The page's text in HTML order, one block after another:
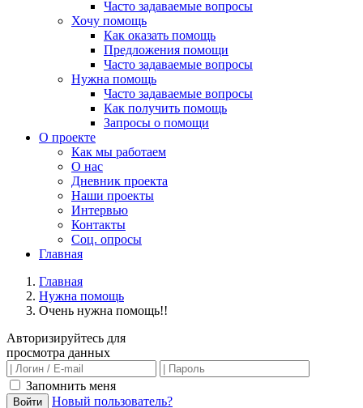
Часто задаваемые вопросы
Хочу помощь
Как оказать помощь
Предложения помощи
Часто задаваемые вопросы
Нужна помощь
Часто задаваемые вопросы
Как получить помощь
Запросы о помощи
О проекте
Как мы работаем
О нас
Дневник проекта
Наши проекты
Интервью
Контакты
Соц. опросы
Главная
Главная
Нужна помощь
Очень нужна помощь!!
Авторизируйтесь для
просмотра данных
Запомнить меня
Войти
Новый пользователь?